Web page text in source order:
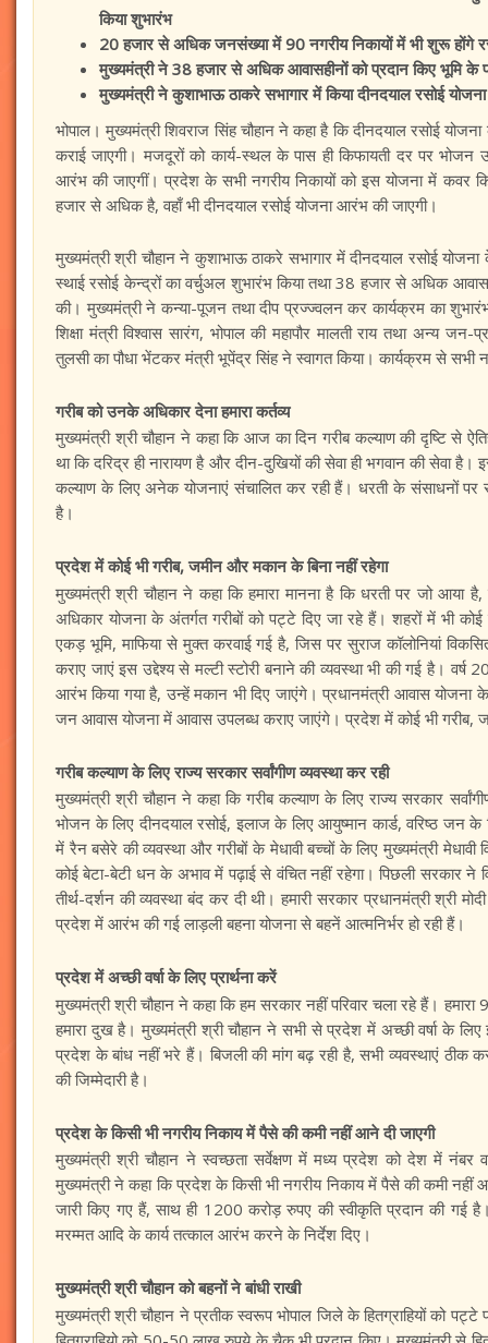
किया शुभारंभ
20 हजार से अधिक जनसंख्या में 90 नगरीय निकायों में भी शुरू होंगे
मुख्यमंत्री ने 38 हजार से अधिक आवासहीनों को प्रदान किए भूमि के
मुख्यमंत्री ने कुशाभाऊ ठाकरे सभागार में किया दीनदयाल रसोई
भोपाल। मुख्यमंत्री शिवराज सिंह चौहान ने कहा है कि दीनदयाल रसोई
कराई जाएगी। मजदूरों को कार्य-स्थल के पास ही किफायती दर पर भोजन
आरंभ की जाएगीं। प्रदेश के सभी नगरीय निकायों को इस योजना में कवर
हजार से अधिक है, वहाँ भी दीनदयाल रसोई योजना आरंभ की जाएगी।
मुख्यमंत्री श्री चौहान ने कुशाभाऊ ठाकरे सभागार में दीनदयाल रसोई
स्थाई रसोई केन्द्रों का वर्चुअल शुभारंभ किया तथा 38 हजार से अधिक
की। मुख्यमंत्री ने कन्या-पूजन तथा दीप प्रज्ज्वलन कर कार्यक्रम का
शिक्षा मंत्री विश्वास सारंग, भोपाल की महापौर मालती राय तथा अन्य
तुलसी का पौधा भेंटकर मंत्री भूपेंद्र सिंह ने स्वागत किया। कार्यक्रम से सभी
गरीब को उनके अधिकार देना हमारा कर्तव्य
मुख्यमंत्री श्री चौहान ने कहा कि आज का दिन गरीब कल्याण की दृष्टि से
था कि दरिद्र ही नारायण है और दीन-दुखियों की सेवा ही भगवान की सेवा है।
कल्याण के लिए अनेक योजनाएं संचालित कर रही हैं। धरती के संसाधनों पर
है।
प्रदेश में कोई भी गरीब, जमीन और मकान के बिना नहीं रहेगा
मुख्यमंत्री श्री चौहान ने कहा कि हमारा मानना है कि धरती पर जो
अधिकार योजना के अंतर्गत गरीबों को पट्टे दिए जा रहे हैं। शहरों में भी
एकड़ भूमि, माफिया से मुक्त करवाई गई है, जिस पर सुराज कॉलोनियां
कराए जाएं इस उद्देश्य से मल्टी स्टोरी बनाने की व्यवस्था भी की गई है।
आरंभ किया गया है, उन्हें मकान भी दिए जाएंगे। प्रधानमंत्री आवास
जन आवास योजना में आवास उपलब्ध कराए जाएंगे। प्रदेश में कोई भी गरीब,
गरीब कल्याण के लिए राज्य सरकार सर्वांगीण व्यवस्था कर रही
मुख्यमंत्री श्री चौहान ने कहा कि गरीब कल्याण के लिए राज्य सरकार
भोजन के लिए दीनदयाल रसोई, इलाज के लिए आयुष्मान कार्ड, वरिष्ठ जन के
में रैन बसेरे की व्यवस्था और गरीबों के मेधावी बच्चों के लिए मुख्यमंत्री मेधावी
कोई बेटा-बेटी धन के अभाव में पढ़ाई से वंचित नहीं रहेगा। पिछली सरकार ने
तीर्थ-दर्शन की व्यवस्था बंद कर दी थी। हमारी सरकार प्रधानमंत्री श्री
प्रदेश में आरंभ की गई लाड़ली बहना योजना से बहनें आत्मनिर्भर हो रही हैं।
प्रदेश में अच्छी वर्षा के लिए प्रार्थना करें
मुख्यमंत्री श्री चौहान ने कहा कि हम सरकार नहीं परिवार चला रहे हैं।
हमारा दुख है। मुख्यमंत्री श्री चौहान ने सभी से प्रदेश में अच्छी वर्षा के
प्रदेश के बांध नहीं भरे हैं। बिजली की मांग बढ़ रही है, सभी व्यवस्थाएं
की जिम्मेदारी है।
प्रदेश के किसी भी नगरीय निकाय में पैसे की कमी नहीं आने दी जाएगी
मुख्यमंत्री श्री चौहान ने स्वच्छता सर्वेक्षण में मध्य प्रदेश को देश में
मुख्यमंत्री ने कहा कि प्रदेश के किसी भी नगरीय निकाय में पैसे की कमी
जारी किए गए हैं, साथ ही 1200 करोड़ रुपए की स्वीकृति प्रदान की गई
मरम्मत आदि के कार्य तत्काल आरंभ करने के निर्देश दिए।
मुख्यमंत्री श्री चौहान को बहनों ने बांधी राखी
मुख्यमंत्री श्री चौहान ने प्रतीक स्वरूप भोपाल जिले के हितग्राहियों को पट्टे